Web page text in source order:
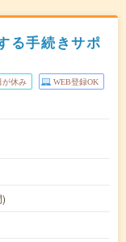
る手続きサポ
が休み WEB登録OK